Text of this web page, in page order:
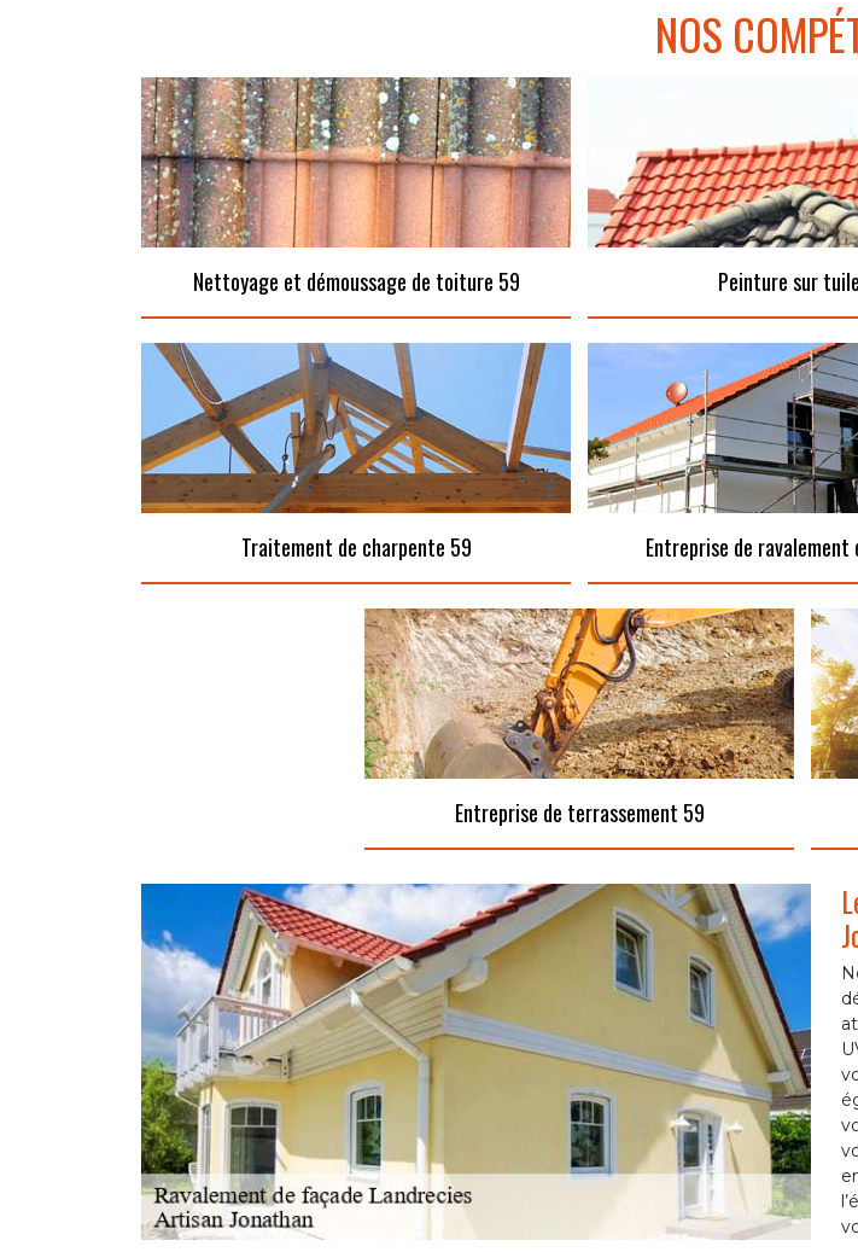
NOS
Nettoyage et démoussage de toiture 59 Peinture sur
Traitement de charpente 59 Entreprise de ravalement
Entreprise de terrassement 59